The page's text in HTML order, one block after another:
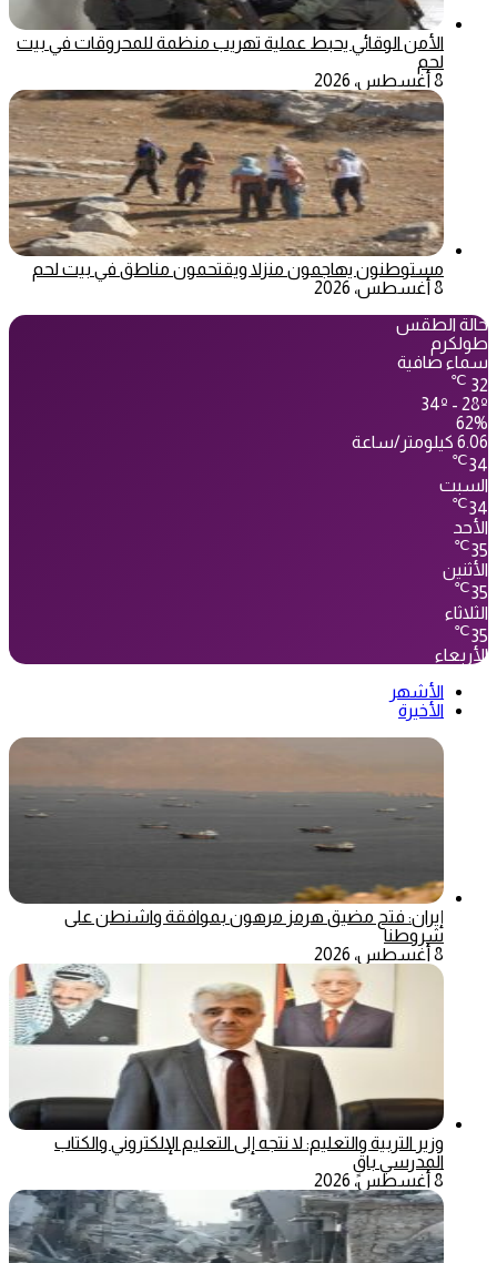
الأمن الوقائي يحبط عملية تهريب منظمة للمحروقات في بيت
لحم
8 أغسطس، 2026
مستوطنون يهاجمون منزلا ويقتحمون مناطق في بيت لحم
8 أغسطس، 2026
حالة الطقس
طولكرم
سماء صافية
32
℃
34º - 28º
62%
6.06 كيلومتر/ساعة
34
℃
السبت
34
℃
الأحد
35
℃
الأثنين
35
℃
الثلاثاء
35
℃
الأربعاء
الأشهر
الأخيرة
إيران: فتح مضيق هرمز مرهون بموافقة واشنطن على
شروطنا
8 أغسطس، 2026
وزير التربية والتعليم: لا نتجه إلى التعليم الإلكتروني والكتاب
المدرسي باقٍ
8 أغسطس، 2026